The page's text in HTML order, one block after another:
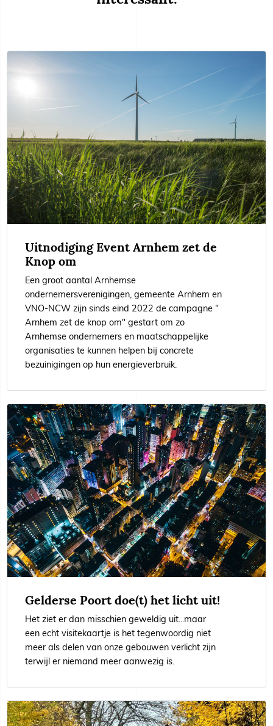
leestijd 1 minuut
Uitnodiging Event Arnhem zet de
Knop om
Een groot aantal Arnhemse
ondernemersverenigingen, gemeente Arnhem en
VNO-NCW zijn sinds eind 2022 de campagne "
Arnhem zet de knop om" gestart om zo
Arnhemse ondernemers en maatschappelijke
organisaties te kunnen helpen bij concrete
bezuinigingen op hun energieverbruik.
leestijd 1 minuut
Gelderse Poort doe(t) het licht uit!
Het ziet er dan misschien geweldig uit...maar
een echt visitekaartje is het tegenwoordig niet
meer als delen van onze gebouwen verlicht zijn
terwijl er niemand meer aanwezig is.